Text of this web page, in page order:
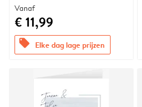
Vanaf
€ 11,99
offers Elke dag lage prijzen